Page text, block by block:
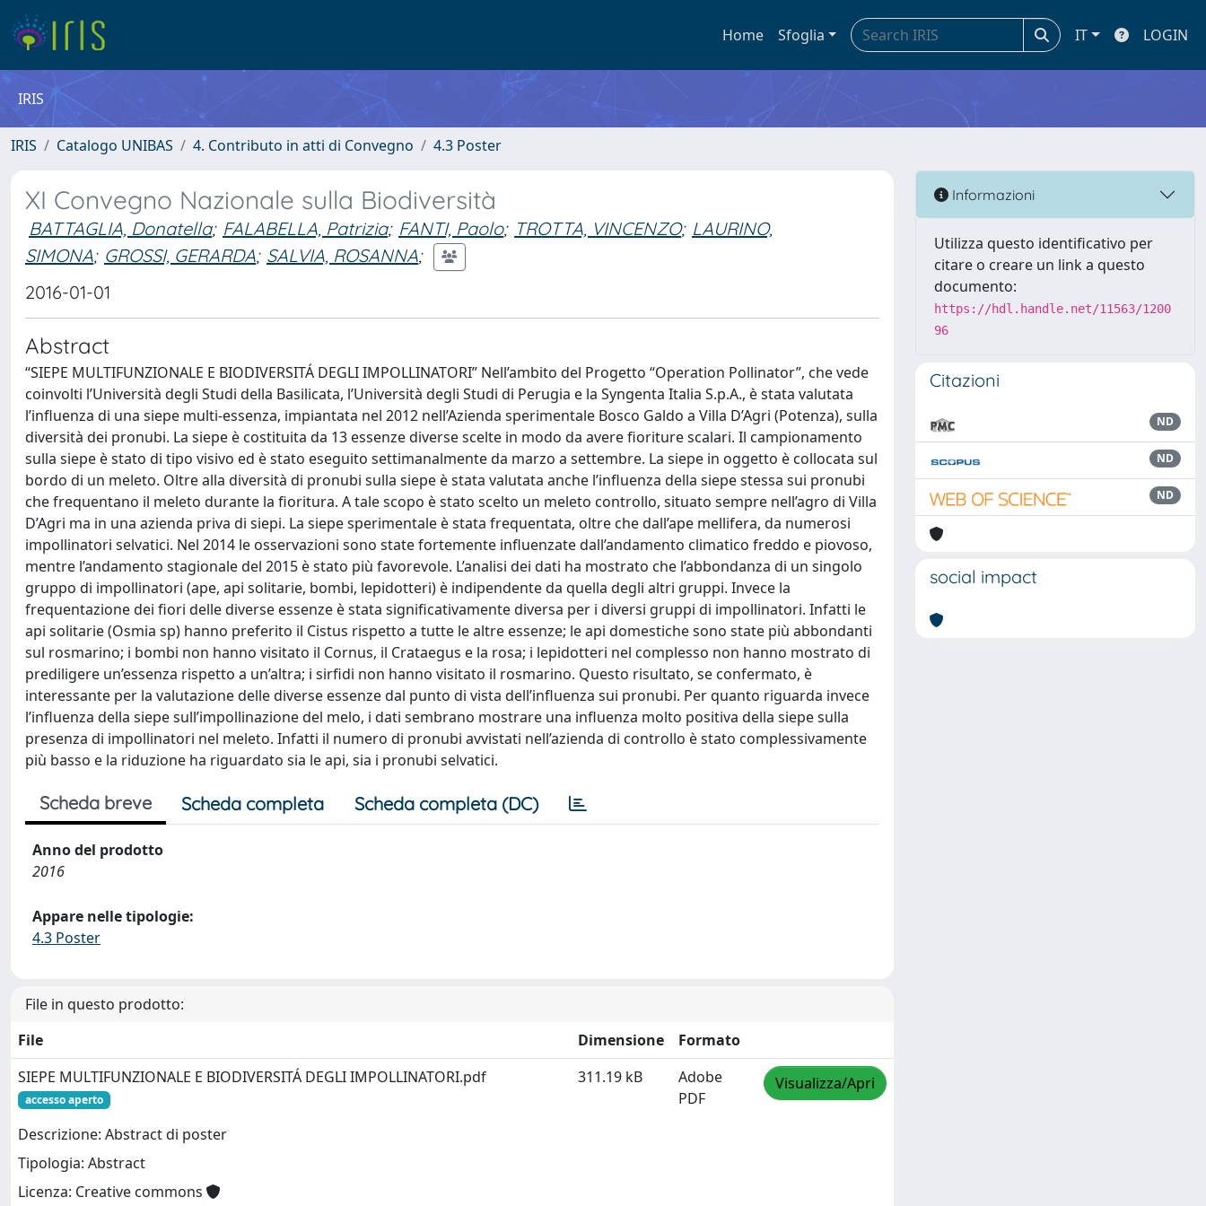
Home Sfoglia IT LOGIN
IRIS
IRIS Catalogo UNIBAS 4. Contributo in atti di Convegno 4.3 Poster
XI Convegno Nazionale sulla Biodiversità
BATTAGLIA, Donatella; FALABELLA, Patrizia; FANTI, Paolo; TROTTA, VINCENZO; LAURINO,
SIMONA; GROSSI, GERARDA; SALVIA, ROSANNA;
2016-01-01
Abstract
“SIEPE MULTIFUNZIONALE E BIODIVERSITÁ DEGLI IMPOLLINATORI” Nell’ambito del Progetto “Operation Pollinator”, che vede
coinvolti l’Università degli Studi della Basilicata, l’Università degli Studi di Perugia e la Syngenta Italia S.p.A., è stata valutata
l’influenza di una siepe multi-essenza, impiantata nel 2012 nell’Azienda sperimentale Bosco Galdo a Villa D’Agri (Potenza), sulla
diversità dei pronubi. La siepe è costituita da 13 essenze diverse scelte in modo da avere fioriture scalari. Il campionamento
sulla siepe è stato di tipo visivo ed è stato eseguito settimanalmente da marzo a settembre. La siepe in oggetto è collocata sul
bordo di un meleto. Oltre alla diversità di pronubi sulla siepe è stata valutata anche l’influenza della siepe stessa sui pronubi
che frequentano il meleto durante la fioritura. A tale scopo è stato scelto un meleto controllo, situato sempre nell’agro di Villa
D’Agri ma in una azienda priva di siepi. La siepe sperimentale è stata frequentata, oltre che dall’ape mellifera, da numerosi
impollinatori selvatici. Nel 2014 le osservazioni sono state fortemente influenzate dall’andamento climatico freddo e piovoso,
mentre l’andamento stagionale del 2015 è stato più favorevole. L’analisi dei dati ha mostrato che l’abbondanza di un singolo
gruppo di impollinatori (ape, api solitarie, bombi, lepidotteri) è indipendente da quella degli altri gruppi. Invece la
frequentazione dei fiori delle diverse essenze è stata significativamente diversa per i diversi gruppi di impollinatori. Infatti le
api solitarie (Osmia sp) hanno preferito il Cistus rispetto a tutte le altre essenze; le api domestiche sono state più abbondanti
sul rosmarino; i bombi non hanno visitato il Cornus, il Crataegus e la rosa; i lepidotteri nel complesso non hanno mostrato di
prediligere un’essenza rispetto a un’altra; i sirfidi non hanno visitato il rosmarino. Questo risultato, se confermato, è
interessante per la valutazione delle diverse essenze dal punto di vista dell’influenza sui pronubi. Per quanto riguarda invece
l’influenza della siepe sull’impollinazione del melo, i dati sembrano mostrare una influenza molto positiva della siepe sulla
presenza di impollinatori nel meleto. Infatti il numero di pronubi avvistati nell’azienda di controllo è stato complessivamente
più basso e la riduzione ha riguardato sia le api, sia i pronubi selvatici.
Scheda breve Scheda completa Scheda completa (DC)
Anno del prodotto
2016
Appare nelle tipologie:
4.3 Poster
File in questo prodotto:
File
Dimensione
Formato
SIEPE MULTIFUNZIONALE E BIODIVERSITÁ DEGLI IMPOLLINATORI.pdf
accesso aperto
Descrizione: Abstract di poster
Tipologia: Abstract
Licenza: Creative commons
311.19 kB
Adobe
PDF
Visualizza/Apri
Informazioni
Utilizza questo identificativo per
citare o creare un link a questo
documento:
https://hdl.handle.net/11563/1200
96
Citazioni
ND
ND
ND
social impact